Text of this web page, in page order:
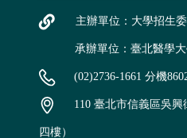
主辦單位：大學招生
承辦單位：臺北醫學
(02)2736-1661 分機
110 臺北市信義區吳
四樓）